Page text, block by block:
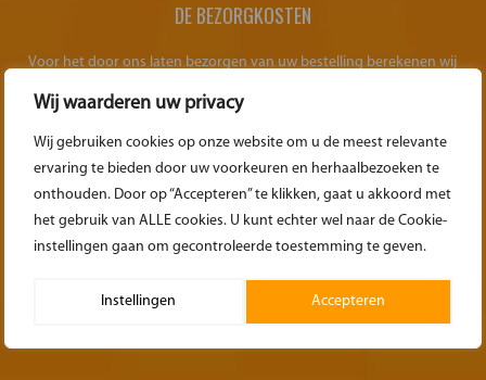
Wij waarderen uw privacy
Wij gebruiken cookies op onze website om u de meest relevante
ervaring te bieden door uw voorkeuren en herhaalbezoeken te
onthouden. Door op “Accepteren” te klikken, gaat u akkoord met
het gebruik van ALLE cookies. U kunt echter wel naar de Cookie-
instellingen gaan om gecontroleerde toestemming te geven.
Instellingen Accepteren
DE BEZORGKOSTEN
Voor het door ons laten bezorgen van uw bestelling berekenen wij
TIJDSTIP VAN BEZORGING
Om een tijdige bezorging te garanderen, bezorgen wij meestal een